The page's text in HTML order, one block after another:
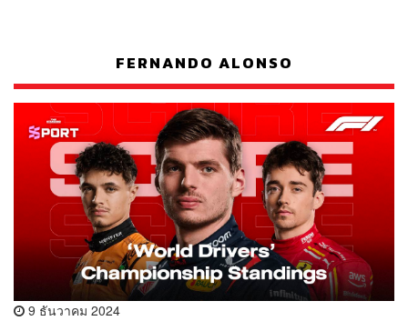
FERNANDO ALONSO
9 ธันวาคม 2024